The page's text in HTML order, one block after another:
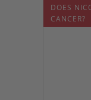
DOES
CANCER?